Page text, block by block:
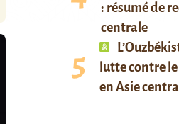
: résumé de
centrale
lutte contre
en Asie